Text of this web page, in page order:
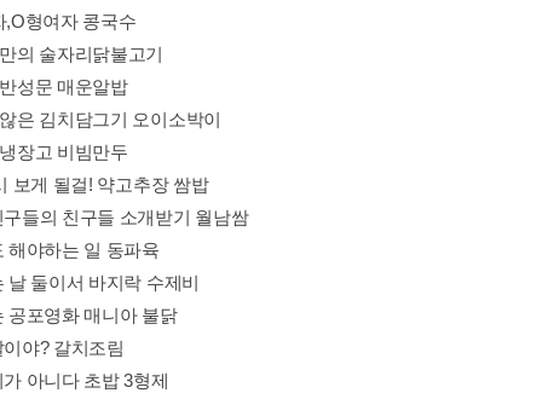
,O형여자 콩국수
의 술자리닭불고기
성문 매운알밥
은 김치담그기 오이소박이
장고 비빔만두
보게 될걸! 약고추장 쌈밥
구들의 친구들 소개받기 월남쌈
해야하는 일 동파육
날 둘이서 바지락 수제비
공포영화 매니아 불닭
야? 갈치조림
아니다 초밥 3형제